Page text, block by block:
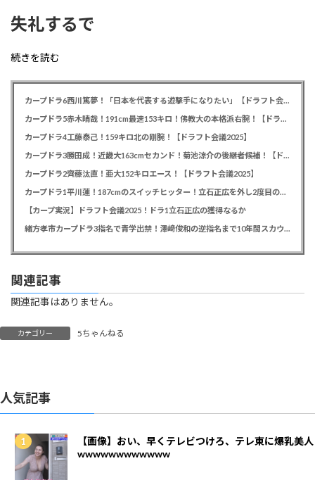
失礼するで
続きを読む
カープドラ4工藤泰己！159キロ北の剛腕！【ドラフト会議2025】
カープドラ2齊藤汰直！亜大152キロエース！【ドラフト会議2025】
【カープ実況】ドラフト会議2025！ドラ1立石正広の獲得なるか
関連記事
関連記事はありません。
カテゴリー 5ちゃんねる
人気記事
【画像】おい、早くテレビつけろ、テレ東に爆乳美人
wwwwwwwwwwww